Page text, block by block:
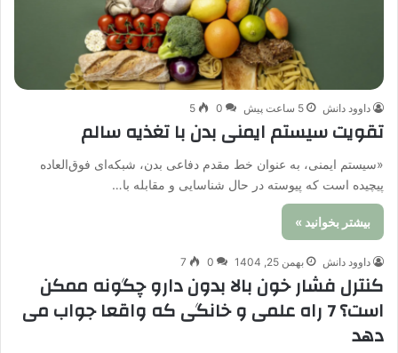
داوود دانش 5 ساعت پیش 0
5
تقویت سیستم ایمنی بدن با تغذیه سالم
«سیستم ایمنی، به عنوان خط مقدم دفاعی بدن، شبکه‌ای فوق‌العاده
پیچیده است که پیوسته در حال شناسایی و مقابله با…
بیشتر بخوانید »
داوود دانش بهمن 25, 1404 0
7
کنترل فشار خون بالا بدون دارو چگونه ممکن
است؟ 7 راه علمی و خانگی که واقعا جواب می
دهد